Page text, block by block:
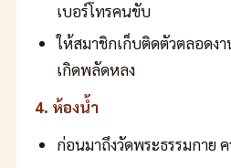
เบอร์โทรคนขับ
ให้สมาชิกเก็บติดตัวตลอดง
เกิดพลัดหลง
4. ห้องน้ำ
ก่อนมาถึงวัดพระธรรมกาย